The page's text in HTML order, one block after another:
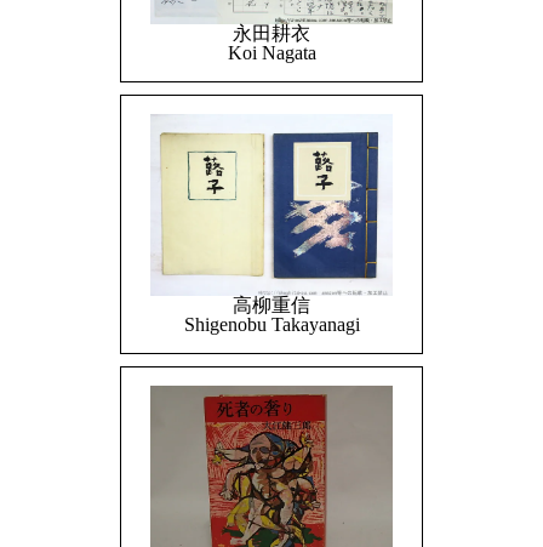
永田耕衣
Koi Nagata
高柳重信
Shigenobu Takayanagi